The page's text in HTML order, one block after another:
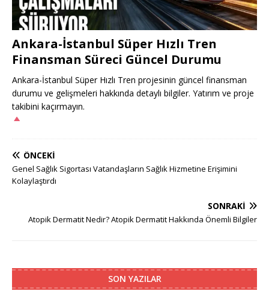
Ankara-İstanbul Süper Hızlı Tren
Finansman Süreci Güncel Durumu
Ankara-İstanbul Süper Hızlı Tren projesinin güncel finansman
durumu ve gelişmeleri hakkında detaylı bilgiler. Yatırım ve proje
takibini kaçırmayın.
ÖNCEKI
Genel Sağlık Sigortası Vatandaşların Sağlık Hizmetine Erişimini
Kolaylaştırdı
SONRAKI
Atopik Dermatit Nedir? Atopik Dermatit Hakkında Önemli Bilgiler
SON YAZILAR